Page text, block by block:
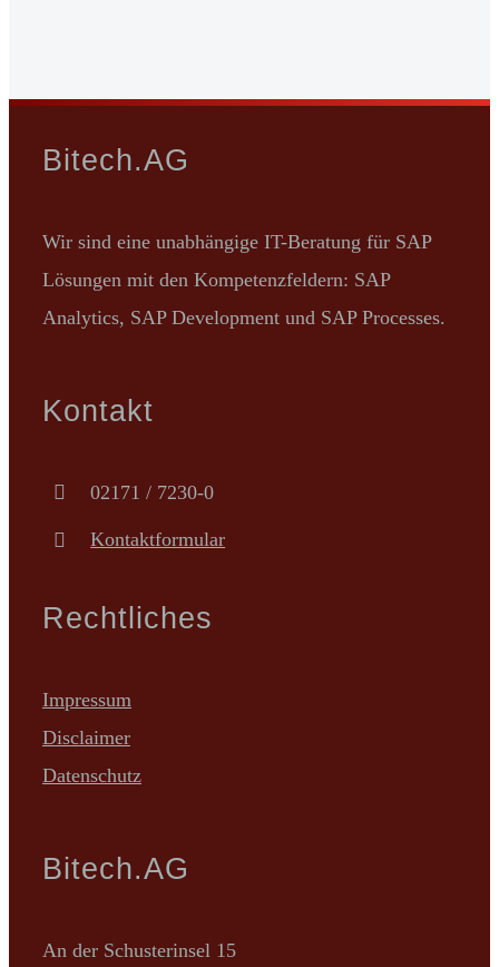
Bitech.AG
Wir sind eine unabhängige IT-Beratung für SAP
Lösungen mit den Kompetenzfeldern: SAP
Analytics, SAP Development und SAP Processes.
Kontakt
02171 / 7230-0
Kontaktformular
Rechtliches
Impressum
Disclaimer
Datenschutz
Bitech.AG
An der Schusterinsel 15